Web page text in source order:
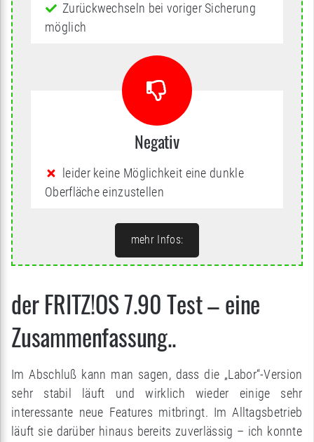
Zurückwechseln bei voriger Sicherung
möglich
Negativ
leider keine Möglichkeit eine dunkle
Oberfläche einzustellen
mehr Infos:
der FRITZ!OS 7.90 Test – eine
Zusammenfassung..
Im Abschluß kann man sagen, dass die „Labor“-Version
sehr stabil läuft und wirklich wieder einige sehr
interessante neue Features mitbringt. Im Alltagsbetrieb
läuft sie darüber hinaus bereits zuverlässig – ich konnte